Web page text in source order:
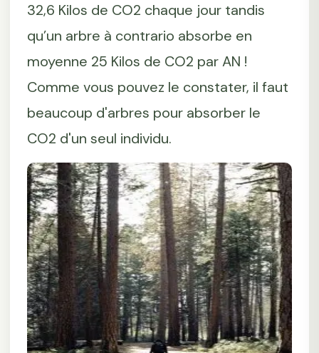
32,6 Kilos de CO2 chaque jour tandis
qu’un arbre à contrario absorbe en
moyenne 25 Kilos de CO2 par AN !
Comme vous pouvez le constater, il faut
beaucoup d'arbres pour absorber le
CO2 d'un seul individu.